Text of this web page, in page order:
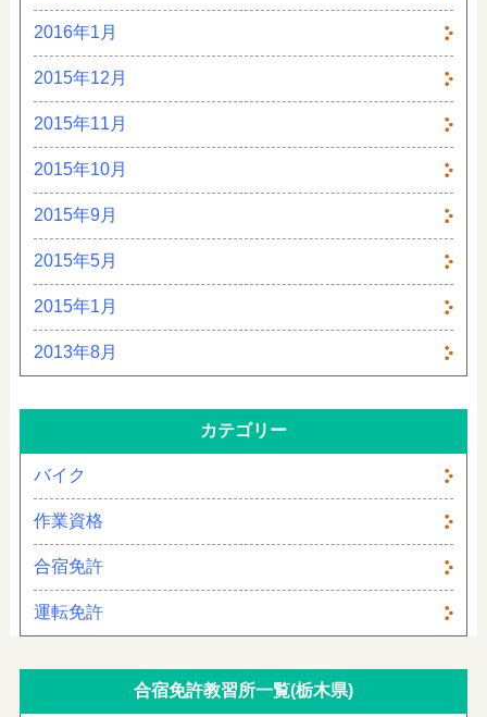
2016年1月
2015年12月
2015年11月
2015年10月
2015年9月
2015年5月
2015年1月
2013年8月
カテゴリー
バイク
作業資格
合宿免許
運転免許
合宿免許教習所一覧(栃木県)